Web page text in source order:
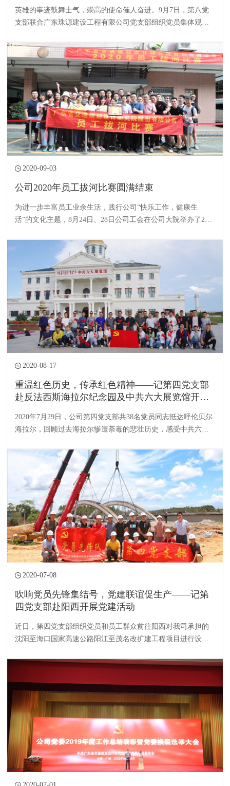
英雄的事迹鼓舞士气，崇高的使命催人奋进。9月7日，第八党
支部联合广东珠源建设工程有限公司党支部组织党员集体观看
2020-09-03
公司2020年员工拔河比赛圆满结束
为进一步丰富员工业余生活，践行公司“快乐工作，健康生
活”的文化主题，8月24日、28日公司工会在公司大院举办了202
2020-08-17
重温红色历史，传承红色精神——记第四党支部
赴反法西斯海拉尔纪念园及中共六大展览馆开展
2020年7月29日，公司第四党支部共38名党员同志抵达呼伦贝尔
海拉尔，回顾过去海拉尔惨遭荼毒的悲壮历史，感受中共六大
2020-07-08
吹响党员先锋集结号，党建联谊促生产——记第
四党支部赴阳西开展党建活动
近日，第四党支部组织党员和员工群众前往阳西对我司承担的
沈阳至海口国家高速公路阳江至茂名改扩建工程项目进行设计